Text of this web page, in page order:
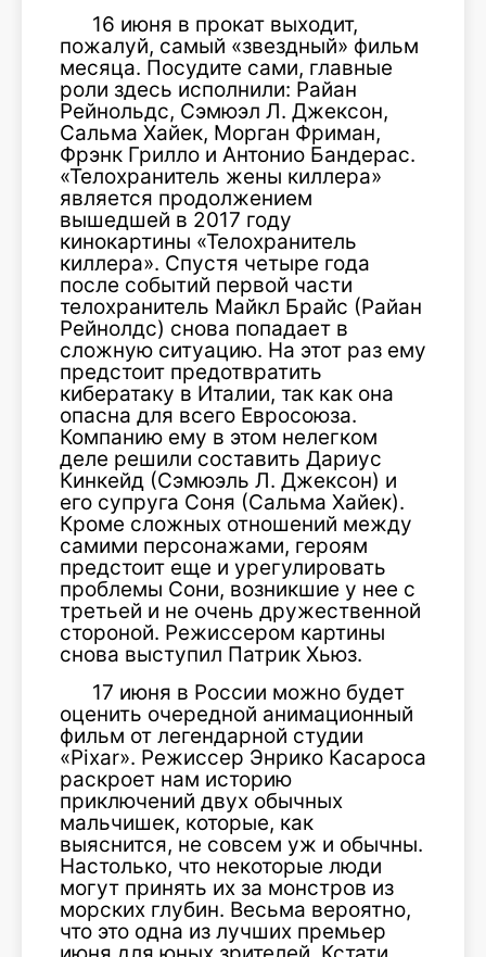
16 июня в прокат выходит,
пожалуй, самый «звездный» фильм
месяца. Посудите сами, главные
роли здесь исполнили: Райан
Рейнольдс, Сэмюэл Л. Джексон,
Сальма Хайек, Морган Фриман,
Фрэнк Грилло и Антонио Бандерас.
«Телохранитель жены киллера»
является продолжением
вышедшей в 2017 году
кинокартины «Телохранитель
киллера». Спустя четыре года
после событий первой части
телохранитель Майкл Брайс (Райан
Рейнолдс) снова попадает в
сложную ситуацию. На этот раз ему
предстоит предотвратить
кибератаку в Италии, так как она
опасна для всего Евросоюза.
Компанию ему в этом нелегком
деле решили составить Дариус
Кинкейд (Сэмюэль Л. Джексон) и
его супруга Соня (Сальма Хайек).
Кроме сложных отношений между
самими персонажами, героям
предстоит еще и урегулировать
проблемы Сони, возникшие у нее с
третьей и не очень дружественной
стороной. Режиссером картины
снова выступил Патрик Хьюз.
17 июня в России можно будет
оценить очередной анимационный
фильм от легендарной студии
«Pixar». Режиссер Энрико Касароса
раскроет нам историю
приключений двух обычных
мальчишек, которые, как
выяснится, не совсем уж и обычны.
Настолько, что некоторые люди
могут принять их за монстров из
морских глубин. Весьма вероятно,
что это одна из лучших премьер